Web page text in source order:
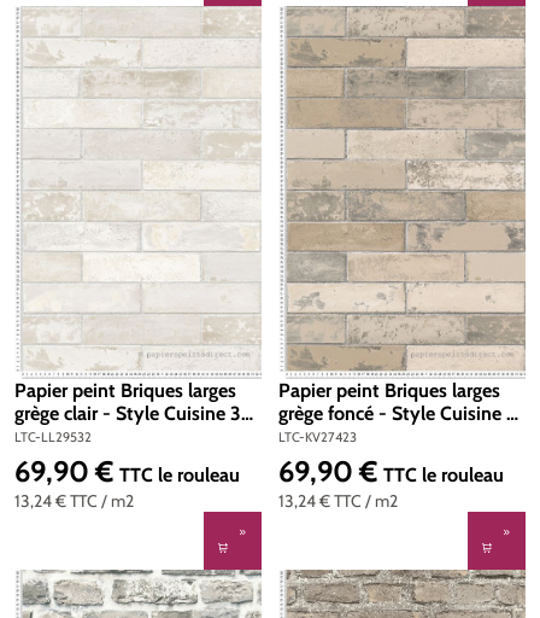
Papier peint Briques larges
grège clair - Style Cuisine 3
de Lutèce | Réf. LTC-LL29532
LTC-LL29532
13,24 €TTC / m2
Prix régulier :
69,90 € TTC le rouleau
Papier peint Briques larges
grège foncé - Style Cuisine 3
de Lutèce | Réf. LTC-KV27423
LTC-KV27423
13,24 €TTC / m2
Prix régulier :
69,90 € TTC le rouleau